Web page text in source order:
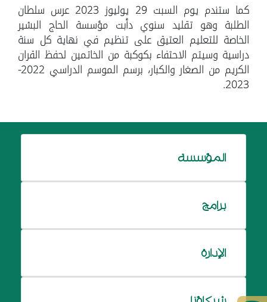
كما ستندم يوم السبت 29 يوليوز 2023 عرس سلطان
الطلبة وهو تقليد سنوي دأبت مؤسسة الحاج البشير
الخاصة للتعليم العتيق على تنظيم في نهاية كل سنة
دراسية وسيتم الاحتفاء بكوكبة من الخاتمين لحفظ القران
الكريم من الصغار والكبار، برسم الموسم الدراسي 2022-
2023.
المؤسسة
برامج
الإدارة